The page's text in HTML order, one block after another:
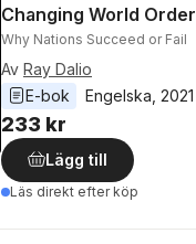
Changing World Order
Why Nations Succeed or Fail
Av Ray Dalio
E-bok
Engelska 2021
233 kr
Lägg till
Läs direkt efter köp